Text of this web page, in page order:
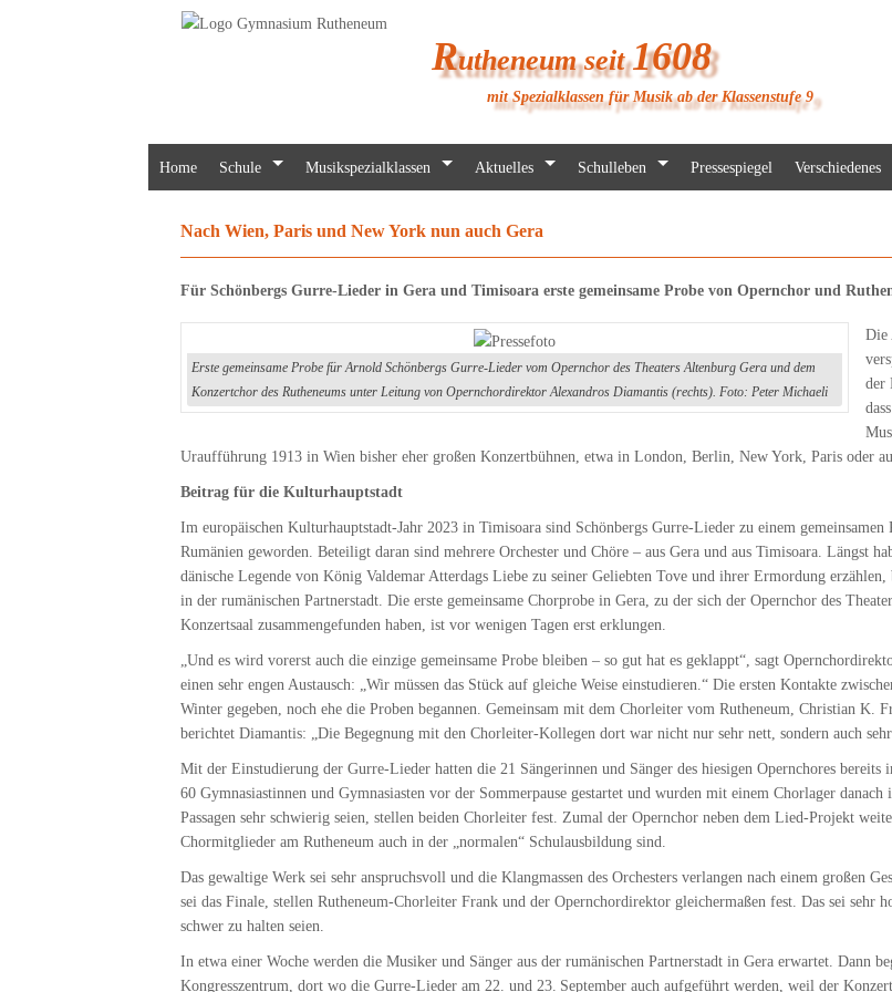
Rutheneum seit1608
mit Spezialklassen für Musik ab der Klassenstufe 9
Home Schule Musikspezialklassen Aktuelles Schulleben Pressespiegel Verschiedenes
Nach Wien, Paris und New York nun auch Gera
Für Schönbergs Gurre-Lieder in Gera und Timisoara erste gemeinsame Probe von Opernchor und
Erste gemeinsame Probe für Arnold Schönbergs Gurre-Lieder vom Opernchor des Theaters Altenburg Gera und dem
Konzertchor des Rutheneums unter Leitung von Opernchordirektor Alexandros Diamantis (rechts). Foto: Peter Michaeli
Die
der
Uraufführung 1913 in Wien bisher eher großen Konzertbühnen, etwa in London, Berlin, New York, Paris oder
Beitrag für die Kulturhauptstadt
Im europäischen Kulturhauptstadt-Jahr 2023 in Timisoara sind Schönbergs Gurre-Lieder zu einem
Rumänien geworden. Beteiligt daran sind mehrere Orchester und Chöre – aus Gera und aus Timisoara. Längst
dänische Legende von König Valdemar Atterdags Liebe zu seiner Geliebten Tove und ihrer Ermordung
in der rumänischen Partnerstadt. Die erste gemeinsame Chorprobe in Gera, zu der sich der Opernchor des
Konzertsaal zusammengefunden haben, ist vor wenigen Tagen erst erklungen.
„Und es wird vorerst auch die einzige gemeinsame Probe bleiben – so gut hat es geklappt“, sagt
einen sehr engen Austausch: „Wir müssen das Stück auf gleiche Weise einstudieren.“ Die ersten Kontakte
Winter gegeben, noch ehe die Proben begannen. Gemeinsam mit dem Chorleiter vom Rutheneum, Christian K.
berichtet Diamantis: „Die Begegnung mit den Chorleiter-Kollegen dort war nicht nur sehr nett, sondern auch
Mit der Einstudierung der Gurre-Lieder hatten die 21 Sängerinnen und Sänger des hiesigen Opernchores
60 Gymnasiastinnen und Gymnasiasten vor der Sommerpause gestartet und wurden mit einem Chorlager
Passagen sehr schwierig seien, stellen beiden Chorleiter fest. Zumal der Opernchor neben dem Lied-Projekt
Chormitglieder am Rutheneum auch in der „normalen“ Schulausbildung sind.
Das gewaltige Werk sei sehr anspruchsvoll und die Klangmassen des Orchesters verlangen nach einem großen
sei das Finale, stellen Rutheneum-Chorleiter Frank und der Opernchordirektor gleichermaßen fest. Das sei sehr
schwer zu halten seien.
In etwa einer Woche werden die Musiker und Sänger aus der rumänischen Partnerstadt in Gera erwartet. Dann
Kongresszentrum, dort wo die Gurre-Lieder am 22. und 23. September auch aufgeführt werden, weil der